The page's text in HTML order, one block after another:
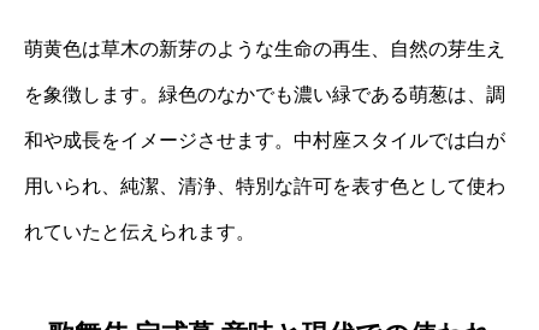
萌黄色は草木の新芽のような生命の再生、自然の芽生え
を象徴します。緑色のなかでも濃い緑である萌葱は、調
和や成長をイメージさせます。中村座スタイルでは白が
用いられ、純潔、清浄、特別な許可を表す色として使わ
れていたと伝えられます。